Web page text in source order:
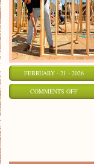
FEBRUARY - 21 - 2026
COMMENTS OFFON